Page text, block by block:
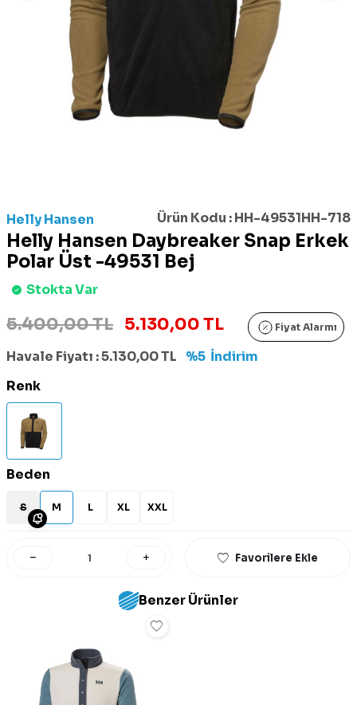
Helly Hansen Ürün Kodu :HH-49531HH-718
Helly Hansen Daybreaker Snap Erkek
Polar Üst -49531 Bej
Stokta Var
5.400,00 TL 5.130,00 TL Fiyat Alarmı
Havale Fiyatı :5.130,00TL %5 İndirim
Renk
Beden
S M L XL XXL
Favorilere Ekle
Benzer Ürünler